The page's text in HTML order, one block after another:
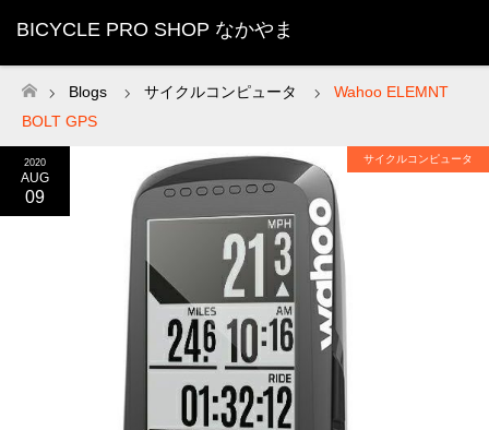
BICYCLE PRO SHOP なかやま
ホーム
Blogs サイクルコンピュータ
Wahoo ELEMNT
BOLT GPS
2020
AUG
09
サイクルコンピュータ